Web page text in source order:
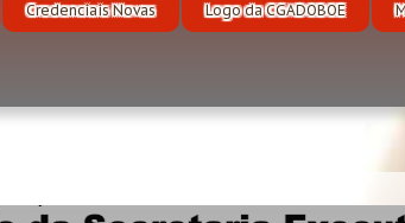
Credenciais Novas Logo da CGADOBOE